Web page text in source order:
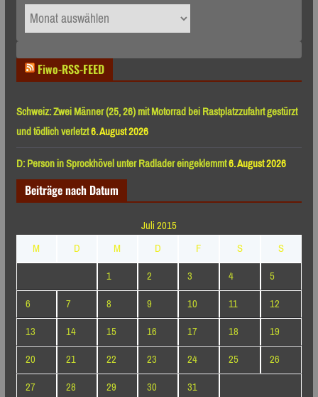
Archiv
nach
Fiwo-RSS-FEED
Schweiz: Zwei Männer (25, 26) mit Motorrad bei Rastplatzzufahrt gestürzt
und tödlich verletzt6. August 2026
D: Person in Sprockhövel unter Radlader eingeklemmt6. August 2026
Beiträge nach Datum
Juli 2015
M
D M D F S
S
1
2 3 4
5
6
7 8 9 10 11
12
13
14 15 16 17 18
19
20
21 22 23 24 25
26
27
28 29 30 31